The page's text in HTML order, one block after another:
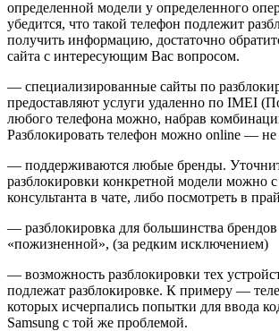
определенной модели у определенного
убедится, что такой телефон подлежит
получить информацию, достаточно
сайта с интересующим Вас вопросом.
— специализированные сайты по
предоставляют услуги удаленно по IMEI
любого телефона можно, набрав
Разблокировать телефон можно online — не
— поддерживаются любые бренды.
разблокировки конкретной модели можно
консультанта в чате, либо посмотреть в
— разблокировка для большинства брендов
«пожизненной», (за редким исключением)
— возможность разблокировки тех
подлежат разблокировке. К примеру —
которых исчерпались попытки для ввода
Samsung с той же проблемой.